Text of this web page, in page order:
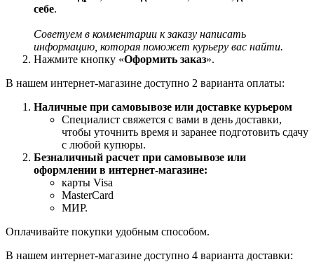
себе.
Советуем в комментарии к заказу написать
информацию, которая поможет курьеру вас найти.
Нажмите кнопку «Оформить заказ».
В нашем интернет-магазине доступно 2 варианта оплаты:
Наличные при самовывозе или доставке курьером
Специалист свяжется с вами в день доставки,
чтобы уточнить время и заранее подготовить сдачу
с любой купюры.
Безналичный расчет при самовывозе или
оформлении в интернет-магазине:
карты Visa
MasterCard
МИР.
Оплачивайте покупки удобным способом.
В нашем интернет-магазине доступно 4 варианта доставки: